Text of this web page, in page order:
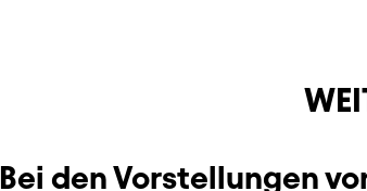
Bei den Vorstellungen von